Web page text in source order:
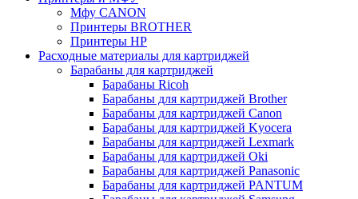
Мфу CANON
Принтеры BROTHER
Принтеры HP
Расходные материалы для картриджей
Барабаны для картриджей
Барабаны Ricoh
Барабаны для картриджей Brother
Барабаны для картриджей Canon
Барабаны для картриджей Kyocera
Барабаны для картриджей Lexmark
Барабаны для картриджей Oki
Барабаны для картриджей Panasonic
Барабаны для картриджей PANTUM